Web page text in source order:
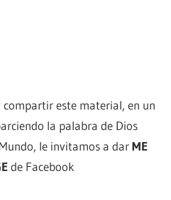
este material, en un
la palabra de Dios
le invitamos a darME
de Facebook